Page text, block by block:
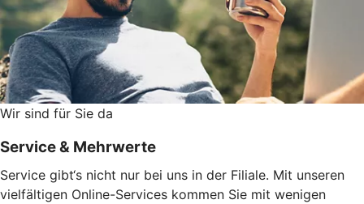
Wir sind für Sie da
Service & Mehrwerte
Service gibt‘s nicht nur bei uns in der Filiale. Mit unseren
vielfältigen Online-Services kommen Sie mit wenigen